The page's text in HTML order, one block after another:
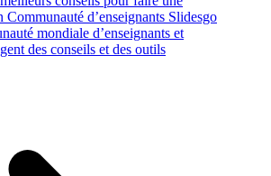
Communauté d’enseignants Slidesgo
mondiale d’enseignants et
des conseils et des outils